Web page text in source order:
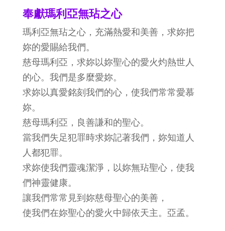
奉獻瑪利亞無玷之心
瑪利亞無玷之心，充滿熱愛和美善，求妳把
妳的愛賜給我們。
慈母瑪利亞，求妳以妳聖心的愛火灼熱世人
的心。我們是多麼愛妳。
求妳以真愛銘刻我們的心，使我們常常愛慕
妳。
慈母瑪利亞，良善謙和的聖心。
當我們失足犯罪時求妳記著我們，妳知道人
人都犯罪。
求妳使我們靈魂潔淨，以妳無玷聖心，使我
們神靈健康。
讓我們常常見到妳慈母聖心的美善，
使我們在妳聖心的愛火中歸依天主。亞孟。